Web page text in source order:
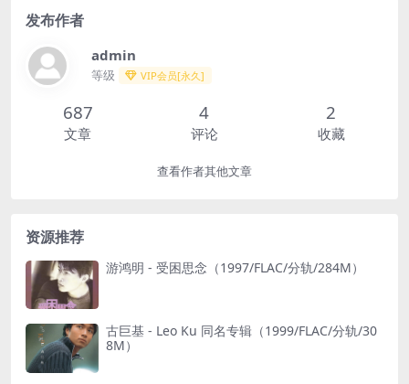
发布作者
admin
等级 VIP会员[永久]
687
文章
4
评论
2
收藏
查看作者其他文章
资源推荐
游鸿明 - 受困思念（1997/FLAC/分轨/284M）
古巨基 - Leo Ku 同名专辑（1999/FLAC/分轨/30
8M）